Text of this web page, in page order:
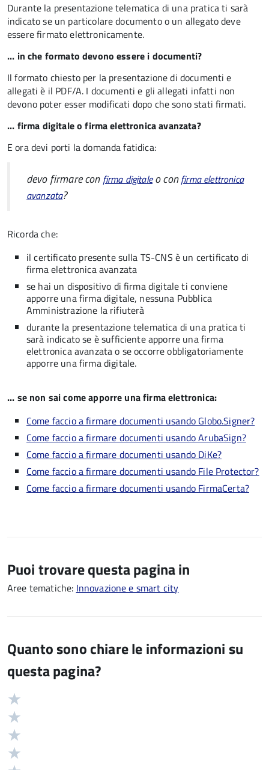
Durante la presentazione telematica di una pratica ti sarà
indicato se un particolare documento o un allegato deve
essere firmato elettronicamente.
... in che formato devono essere i documenti?
Il formato chiesto per la presentazione di documenti e
allegati è il PDF/A. I documenti e gli allegati infatti non
devono poter esser modificati dopo che sono stati firmati.
... firma digitale o firma elettronica avanzata?
E ora devi porti la domanda fatidica:
devo firmare con firma digitaleo confirma elettronica
avanzata?
Ricorda che:
il certificato presente sulla TS-CNS è un certificato di
firma elettronica avanzata
se hai un dispositivo di firma digitale ti conviene
apporre una firma digitale, nessuna Pubblica
Amministrazione la rifiuterà
durante la presentazione telematica di una pratica ti
sarà indicato se è sufficiente apporre una firma
elettronica avanzata o se occorre obbligatoriamente
apporre una firma digitale.
... se non sai come apporre una firma elettronica:
Come faccio a firmare documenti usando Globo.Signer?
Come faccio a firmare documenti usando ArubaSign?
Come faccio a firmare documenti usando DiKe?
Come faccio a firmare documenti usando File Protector?
Come faccio a firmare documenti usando FirmaCerta?
Puoi trovare questa pagina in
Aree tematiche: Innovazione e smart city
Quanto sono chiare le informazioni su
questa pagina?
Valutazione